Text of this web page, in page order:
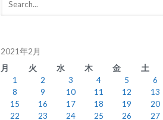
2021年2月
月
火 水 木 金 土
1
2 3 4 5 6
8
9 10 11 12 13
15
16 17 18 19 20
22
23 24 25 26 27